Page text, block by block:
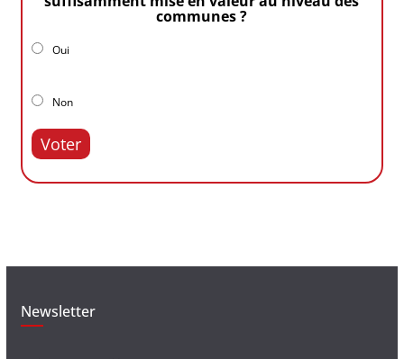
communes ?
Oui
Non
Voter
Newsletter